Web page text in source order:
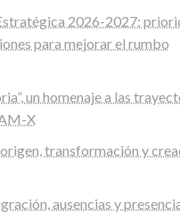
2026-2027:
para mejorar el rumbo
un homenaje a las
X
transformación y
ausencias y